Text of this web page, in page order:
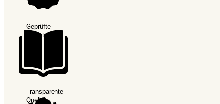
Geprüfte
Anbieter
Transparente
Quellen